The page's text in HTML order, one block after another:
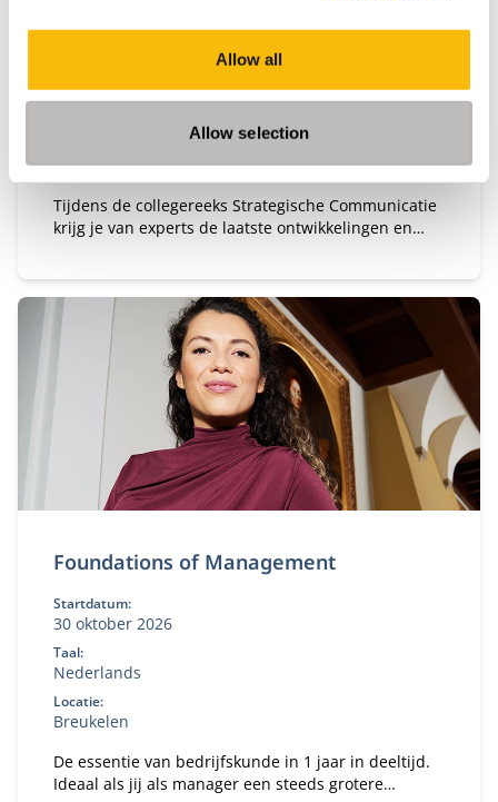
Allow all
Allow selection
2 september 2026, 4 november 2026, 1 februari
2027, 10 mei 2027
Taal:
Breukelen
Tijdens de collegereeks Strategische Communicatie
krijg je van experts de laatste ontwikkelingen en
Foundations of Management
Startdatum:
30 oktober 2026
Taal:
Nederlands
Locatie:
Breukelen
De essentie van bedrijfskunde in 1 jaar in deeltijd.
Ideaal als jij als manager een steeds grotere